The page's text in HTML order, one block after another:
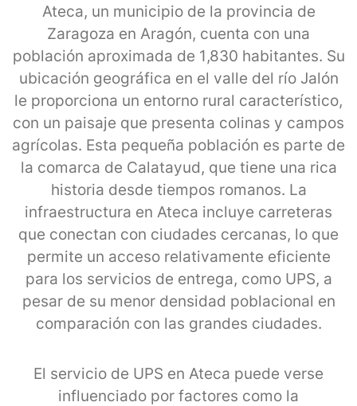
Ateca, un municipio de la provincia de
Zaragoza en Aragón, cuenta con una
población aproximada de 1,830 habitantes. Su
ubicación geográfica en el valle del río Jalón
le proporciona un entorno rural característico,
con un paisaje que presenta colinas y campos
agrícolas. Esta pequeña población es parte de
la comarca de Calatayud, que tiene una rica
historia desde tiempos romanos. La
infraestructura en Ateca incluye carreteras
que conectan con ciudades cercanas, lo que
permite un acceso relativamente eficiente
para los servicios de entrega, como UPS, a
pesar de su menor densidad poblacional en
comparación con las grandes ciudades.
El servicio de UPS en Ateca puede verse
influenciado por factores como la